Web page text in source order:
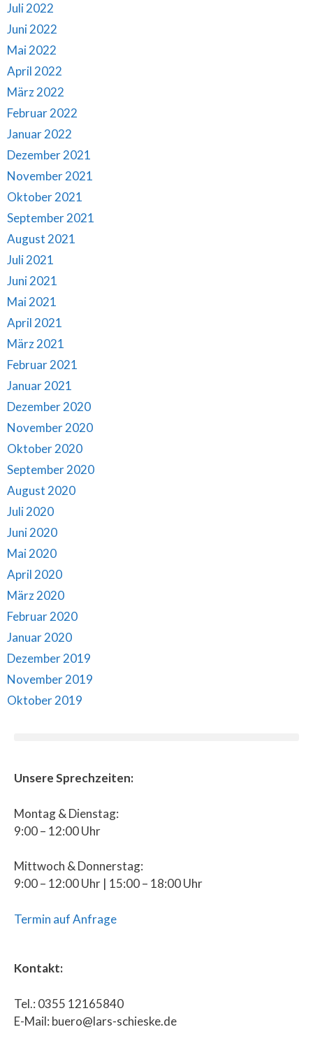
Juli 2022
Juni 2022
Mai 2022
April 2022
März 2022
Februar 2022
Januar 2022
Dezember 2021
November 2021
Oktober 2021
September 2021
August 2021
Juli 2021
Juni 2021
Mai 2021
April 2021
März 2021
Februar 2021
Januar 2021
Dezember 2020
November 2020
Oktober 2020
September 2020
August 2020
Juli 2020
Juni 2020
Mai 2020
April 2020
März 2020
Februar 2020
Januar 2020
Dezember 2019
November 2019
Oktober 2019
Unsere Sprechzeiten:
Montag & Dienstag:
9:00 – 12:00 Uhr
Mittwoch & Donnerstag:
9:00 – 12:00 Uhr | 15:00 – 18:00 Uhr
Termin auf Anfrage
Kontakt:
Tel.: 0355 12165840
E-Mail: buero@lars-schieske.de